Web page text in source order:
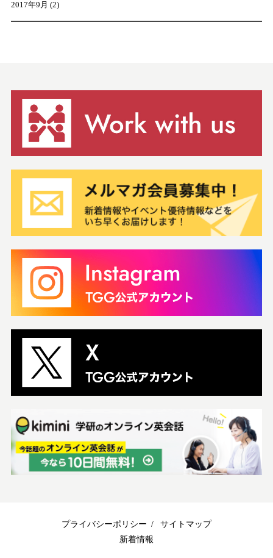
2017年9月 (2)
プライバシーポリシー
サイトマップ
新着情報